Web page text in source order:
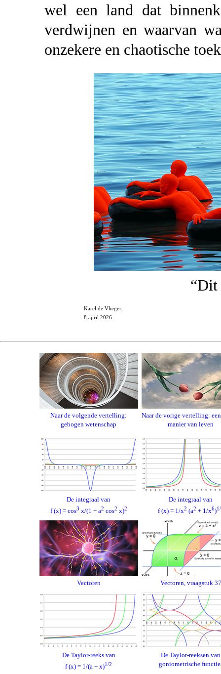
wel een land dat
verdwijnen en waarvan
onzekere en chaotische
“Dit
Karel de Vlieger,
8 april 2026
Naar de volgende vertelling:
gebogen wetenschap
Naar de vorige vertelling:
manier van leven
De integraal van
f (x) = cos3 x/(1 − a2 cos2 x)2
De integraal van
f (x) = 1/x2 (a2 + 1/x6)
Vectoren Vectoren, vraagstuk 37
De Taylor-reeks van
f (x) = 1/(a − x)1/2
De Taylor-reeksen van
goniometrische